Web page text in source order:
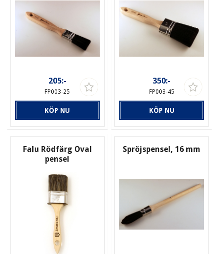
205:-
FP003-25
KÖP NU
350:-
FP003-45
KÖP NU
Falu Rödfärg Oval
pensel
Spröjspensel, 16 mm